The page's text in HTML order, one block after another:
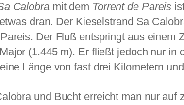
Calobramit dem Torrent de Pareis
dran. Der Kieselstrand Sa
Der Fluß entspringt aus einem
(1.445 m). Er fließt jedoch nur
Länge von fast drei Kilometern
und Bucht erreicht man nur